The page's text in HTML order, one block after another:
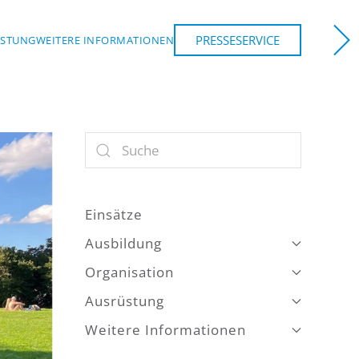
WEITERE INFORMATIONEN PRESSESERVICE
Einsätze
Ausbildung
Organisation
Ausrüstung
Weitere Informationen